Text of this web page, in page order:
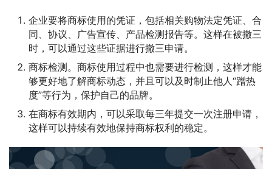
企业要将商标使用的凭证，包括相关购物法定凭证、合
同、协议、广告宣传、产品检测报告等。这样在被撤三
时，可以通过这些证据进行撤三申请。
商标检测。商标使用过程中也需要进行检测，这样才能
够更好地了解商标动态，并且可以及时制止他人“蹭热
度”等行为，保护自己的品牌。
在商标有效期内，可以采取每三年提交一次注册申请，
这样可以持续有效地保持商标权利的稳定。